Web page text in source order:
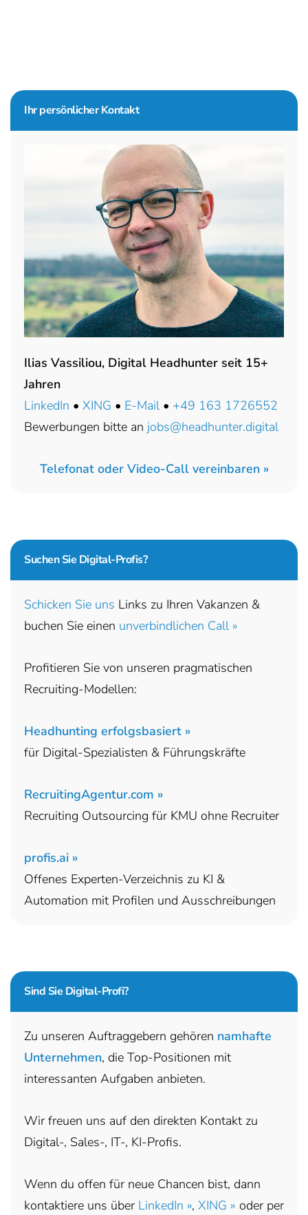
Seitenspalte
Ihr persönlicher Kontakt
Ilias Vassiliou, Digital Headhunter seit 15+
Jahren
LinkedIn • XING • E-Mail • +49 163 1726552
Bewerbungen bitte an jobs@headhunter.digital
Telefonat oder Video-Call vereinbaren »
Suchen Sie Digital-Profis?
Schicken Sie uns Links zu Ihren Vakanzen &
buchen Sie einen unverbindlichen Call »
Profitieren Sie von unseren pragmatischen
Recruiting-Modellen:
Headhunting erfolgsbasiert »
für Digital-Spezialisten & Führungskräfte
RecruitingAgentur.com »
Recruiting Outsourcing für KMU ohne Recruiter
profis.ai »
Offenes Experten-Verzeichnis zu KI &
Automation mit Profilen und Ausschreibungen
Sind Sie Digital-Profi?
Zu unseren Auftraggebern gehören namhafte
Unternehmen, die Top-Positionen mit
interessanten Aufgaben anbieten.
Wir freuen uns auf den direkten Kontakt zu
Digital-, Sales-, IT-, KI-Profis.
Wenn du offen für neue Chancen bist, dann
kontaktiere uns über LinkedIn », XING » oder per